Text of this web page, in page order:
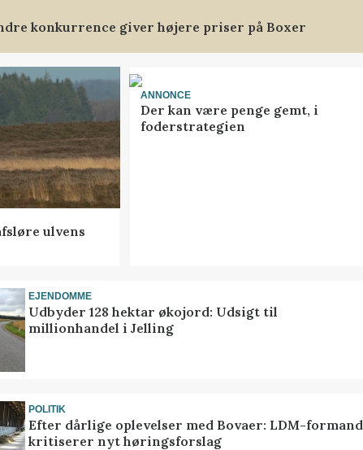
konkurrence giver højere priser på Boxer
ulvens
ANNONCE
Der kan være penge gemt, i
foderstrategien
EJENDOMME
Udbyder 128 hektar økojord: Udsigt til
millionhandel i Jelling
POLITIK
Efter dårlige oplevelser med Bovaer: LDM-formand
kritiserer nyt høringsforslag